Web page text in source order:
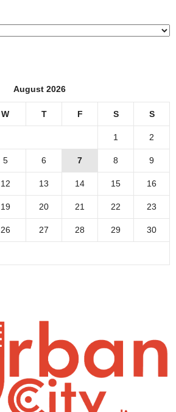
August 2026
W T F S S
1 2
5 6 7 8 9
12 13 14 15 16
19 20 21 22 23
26 27 28 29 30